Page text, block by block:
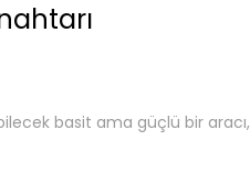
basit ama güçlü bir aracı,